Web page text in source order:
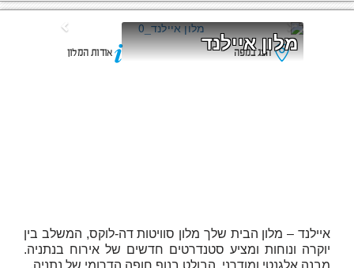
מלון איילנד
הצג במפה אודות המלון
איילנד – מלון הבית שלך מלון סוויטות דה-לוקס, המשלב בין
יוקרה ונוחות ומציע סטנדרטים חדשים של אירוח בנתניה.